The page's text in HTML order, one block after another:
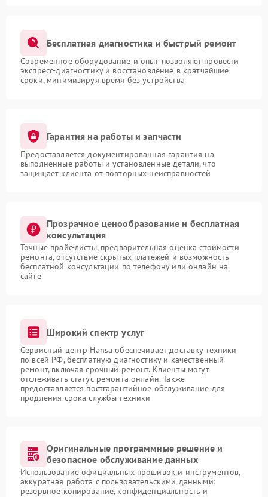
Бесплатная диагностика и быстрый ремонт
Современное оборудование и опыт позволяют провести
экспресс-диагностику и восстановление в кратчайшие
сроки, минимизируя время без устройства
Гарантия на работы и запчасти
Предоставляется документированная гарантия на
выполненные работы и установленные детали, что
защищает клиента от повторных неисправностей
Прозрачное ценообразование и бесплатная
консультация
Точные прайс-листы, предварительная оценка стоимости
ремонта, отсутствие скрытых платежей и возможность
бесплатной консультации по телефону или онлайн на
сайте
Широкий спектр услуг
Сервисный центр Hansa обеспечивает доставку техники
по всей РФ, бесплатную диагностику и качественный
ремонт, включая срочный ремонт. Клиенты могут
отслеживать статус ремонта онлайн. Также
предоставляется постгарантийное обслуживание для
продления срока службы техники
Оригинальные программные решение и
безопасное обслуживание данных
Использование официальных прошивок и инструментов,
аккуратная работа с пользовательскими данными:
резервное копирование, конфиденциальность и